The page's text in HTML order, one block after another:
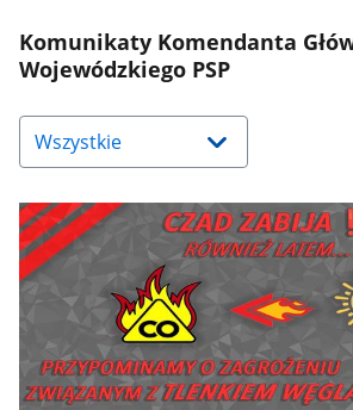
Komunikaty Komendanta
Wojewódzkiego PSP
Naciśnij
strzałkę
w
dół,
aby
wybrać
odpowiednią
pozycję.
zaktualizują
się
automatycznie.